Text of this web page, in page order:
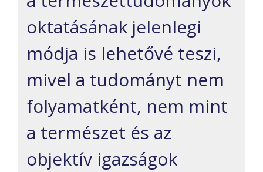
oktatásának jelenlegi
módja is lehetővé teszi,
mivel a tudományt nem
folyamatként, nem mint
a természet és az
objektív igazságok